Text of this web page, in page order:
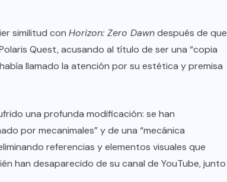
similitud con Horizon: Zero Dawndespués de que
Quest, acusando al título de ser una “copia
llamado la atención por su estética y premisa
una profunda modificación: se han
por mecanimales” y de una “mecánica
referencias y elementos visuales que
han desaparecido de su canal de YouTube, junto